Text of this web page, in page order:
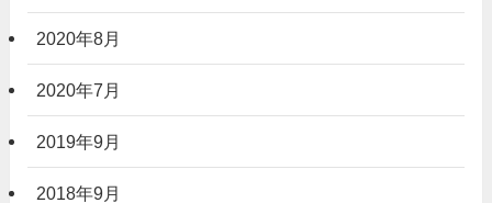
2020年8月
2020年7月
2019年9月
2018年9月